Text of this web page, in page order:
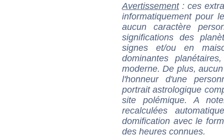
Avertissement: ces
informatiquement pour
aucun caractère
significations des
signes et/ou en
dominantes
moderne. De plus,
l'honneur d'une
portrait astrologique
site polémique. A
recalculées
domification avec le
des heures connues.